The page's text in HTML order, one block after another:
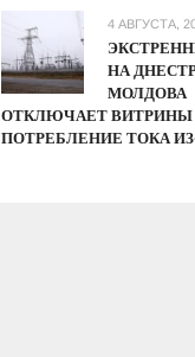
4 АВГУСТА,
НА
МОЛДОВА
ОТКЛЮЧАЕТ ВИТРИНЫ
ПОТРЕБЛЕНИЕ ТОКА